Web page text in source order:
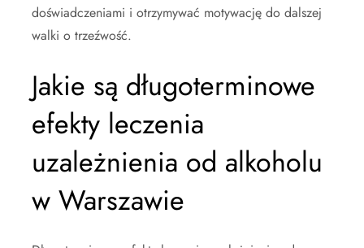
doświadczeniami i otrzymywać motywację do dalszej
walki o trzeźwość.
Jakie są długoterminowe
efekty leczenia
uzależnienia od alkoholu
w Warszawie